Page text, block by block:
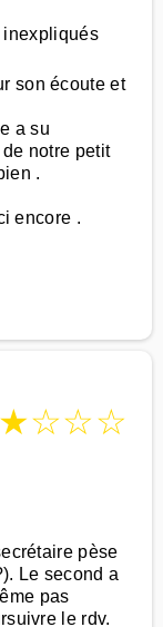
inexpliqués
son écoute et
a su
notre petit
.
encore .
★☆☆☆
pèse
Le second a
pas
le rdv.